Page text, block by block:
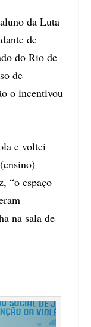
da Luta
de
do Rio de
de
o incentivou
e voltei
“o espaço
na sala de